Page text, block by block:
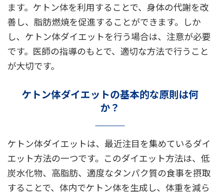
ます。ケトン体を利用することで、身体の代謝を改
善し、脂肪燃焼を促進することができます。しか
し、ケトン体ダイエットを行う場合は、注意が必要
です。医師の指導のもとで、適切な方法で行うこと
が大切です。
ケトン体ダイエットの基本的な原則は何
か？
ケトン体ダイエットは、最近注目を集めているダイ
エット方法の一つです。このダイエット方法は、低
炭水化物、高脂肪、適度なタンパク質の食事を摂取
することで、体内でケトン体を生成し、体重を減ら